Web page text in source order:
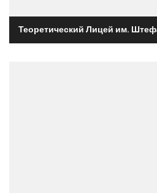
Теоретический Лицей им.